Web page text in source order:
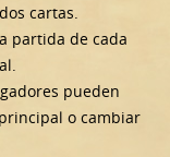
cartas.
partida de cada
pueden
o cambiar